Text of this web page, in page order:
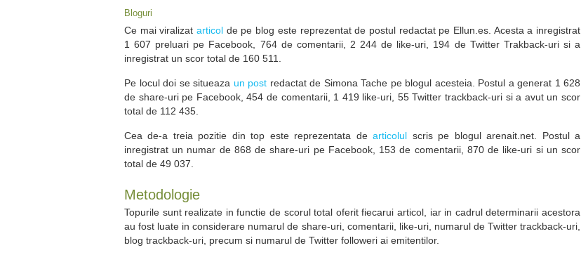
Bloguri
Ce mai viralizat articol de pe blog este reprezentat de postul redactat pe Ellun.es. Acesta a inregistrat
1 607 preluari pe Facebook, 764 de comentarii, 2 244 de like-uri, 194 de Twitter Trakback-uri si a
inregistrat un scor total de 160 511.
Pe locul doi se situeaza un post redactat de Simona Tache pe blogul acesteia. Postul a generat 1 628
de share-uri pe Facebook, 454 de comentarii, 1 419 like-uri, 55 Twitter trackback-uri si a avut un scor
total de 112 435.
Cea de-a treia pozitie din top este reprezentata dearticolul scris pe blogul arenait.net. Postul a
inregistrat un numar de 868 de share-uri pe Facebook, 153 de comentarii, 870 de like-uri si un scor
total de 49 037.
Metodologie
Topurile sunt realizate in functie de scorul total oferit fiecarui articol, iar in cadrul determinarii acestora
au fost luate in considerare numarul de share-uri, comentarii, like-uri, numarul de Twitter trackback-uri,
blog trackback-uri, precum si numarul de Twitter followeri ai emitentilor.